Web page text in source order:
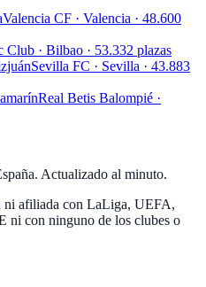
Valencia CF · Valencia · 48.600
Club · Bilbao · 53.332 plazas
Sevilla FC · Sevilla · 43.883
Real Betis Balompié ·
Actualizado al minuto.
ni afiliada con LaLiga, UEFA,
con ninguno de los clubes o